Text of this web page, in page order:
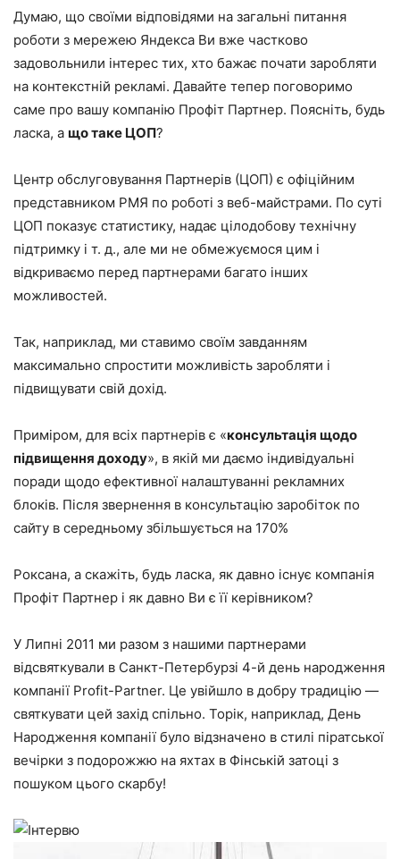
Думаю, що своїми відповідями на загальні питання
роботи з мережею Яндекса Ви вже частково
задовольнили інтерес тих, хто бажає почати заробляти
на контекстній рекламі. Давайте тепер поговоримо
саме про вашу компанію Профіт Партнер. Поясніть, будь
ласка, а що таке ЦОП?
Центр обслуговування Партнерів (ЦОП) є офіційним
представником РМЯ по роботі з веб-майстрами. По суті
ЦОП показує статистику, надає цілодобову технічну
підтримку і т. д., але ми не обмежуємося цим і
відкриваємо перед партнерами багато інших
можливостей.
Так, наприклад, ми ставимо своїм завданням
максимально спростити можливість заробляти і
підвищувати свій дохід.
Приміром, для всіх партнерів є «консультація щодо
підвищення доходу», в якій ми даємо індивідуальні
поради щодо ефективної налаштуванні рекламних
блоків. Після звернення в консультацію заробіток по
сайту в середньому збільшується на 170%
Роксана, а скажіть, будь ласка, як давно існує компанія
Профіт Партнер і як давно Ви є її керівником?
У Липні 2011 ми разом з нашими партнерами
відсвяткували в Санкт-Петербурзі 4-й день народження
компанії Profit-Partner. Це увійшло в добру традицію —
святкувати цей захід спільно. Торік, наприклад, День
Народження компанії було відзначено в стилі піратської
вечірки з подорожжю на яхтах в Фінській затоці з
пошуком цього скарбу!